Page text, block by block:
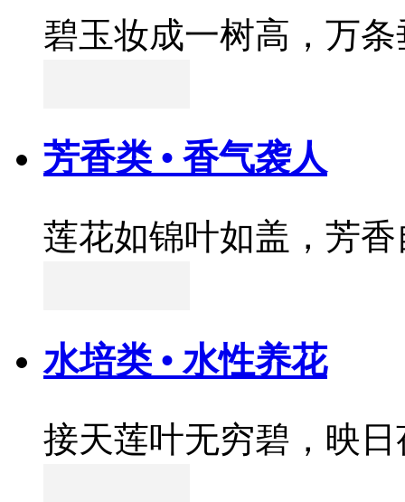
碧玉妆成一树高，万
芳香类 • 香气袭人
莲花如锦叶如盖，芳
水培类 • 水性养花
接天莲叶无穷碧，映